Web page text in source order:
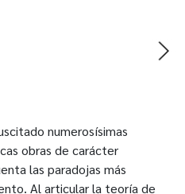
numerosísimas
obras de carácter
las paradojas más
Al articular la teoría de